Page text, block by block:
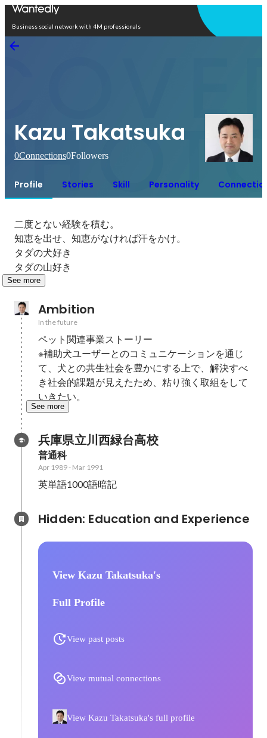
Business social network with 4M professionals
Kazu Takatsuka
0Connections0Followers
Profile Stories Skill Personality
二度とない経験を積む。
知恵を出せ、知恵がなければ汗をかけ。
タダの犬好き
タダの山好き
See more
Ambition
In the future
ペット関連事業ストーリー
※補助犬ユーザーとのコミュニケーションを通じ
て、犬との共生社会を豊かにする上で、解決すべ
き社会的課題が見えたため、粘り強く取組をして
いきたい。
See more
兵庫県立川西緑台高校
普通科
Apr 1989- Mar 1991
英単語1000語暗記
View Kazu Takatsuka's
Full Profile
View past posts
View mutual connections
View Kazu Takatsuka's full profile